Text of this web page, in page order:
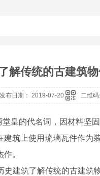
解传统的古建筑
布日期： 2019-07-20 二维
皇的代名词，因材料坚
筑上使用琉璃瓦件作为
。